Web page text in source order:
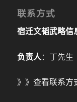
联系方式
宿迁文韬武略信
负责人：丁先生
》》 查看联系方